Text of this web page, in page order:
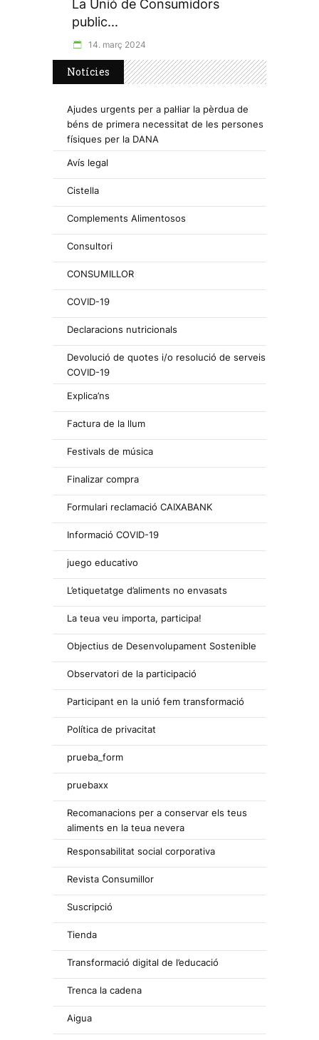
La Unió de Consumidors
public...
14. març 2024
Notícies
Ajudes urgents per a pal·liar la pèrdua de
béns de primera necessitat de les persones
físiques per la DANA
Avís legal
Cistella
Complements Alimentosos
Consultori
CONSUMILLOR
COVID-19
Declaracions nutricionals
Devolució de quotes i/o resolució de serveis
COVID-19
Explica’ns
Factura de la llum
Festivals de música
Finalizar compra
Formulari reclamació CAIXABANK
Informació COVID-19
juego educativo
L’etiquetatge d’aliments no envasats
La teua veu importa, participa!
Objectius de Desenvolupament Sostenible
Observatori de la participació
Participant en la unió fem transformació
Política de privacitat
prueba_form
pruebaxx
Recomanacions per a conservar els teus
aliments en la teua nevera
Responsabilitat social corporativa
Revista Consumillor
Suscripció
Tienda
Transformació digital de l’educació
Trenca la cadena
Aigua